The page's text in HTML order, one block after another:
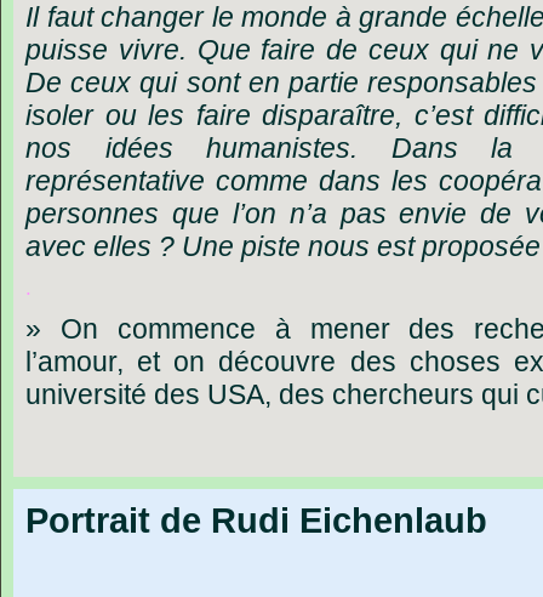
Il faut changer le monde à grande
puisse vivre. Que faire de ceux qui ne
De ceux qui sont en partie
isoler ou les faire disparaître, c’est
nos idées humanistes. Dans la
représentative comme dans les
personnes que l’on n’a pas envie de
avec elles ? Une piste nous est
.
» On commence à mener des
l’amour, et on découvre des choses
université des USA, des chercheurs qui
Portrait de Rudi Eichenlaub